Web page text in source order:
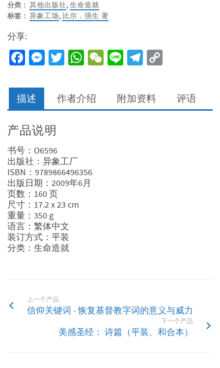
分类： 其他出版社,生命造就
标签： 异象工场, 比尔．强生 著
分享:
Facebook
Messenger
Twitter
WhatsApp
WeChat
LineTelegram
描述 作者介绍 附加资料 评语
产品说明
书号：O6596
出版社：异象工厂
ISBN：9789866496356
出版日期：2009年6月
页数：160 页
尺寸：17.2 x 23 cm
重量：350 g
语言：繁体中文
装订方式：平装
分类：生命造就
上一个产品
信仰关键词 - 恢复基督教字词的意义与威力
下一个产品
美感圣经： 诗篇（平装、和合本）